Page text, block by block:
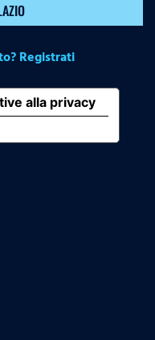
Registrati
alla privacy